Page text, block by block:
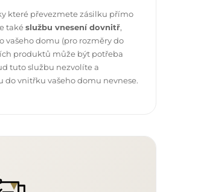
které převezmete zásilku přímo
takéslužbu vnesení dovnitř,
vašeho domu (pro rozměry do
produktů může být potřeba
tuto službu nezvolíte a
vnitřku vašeho domu nevnese.